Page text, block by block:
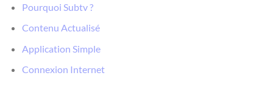
Pourquoi Subtv ?
Contenu Actualisé
Application Simple
Connexion Internet